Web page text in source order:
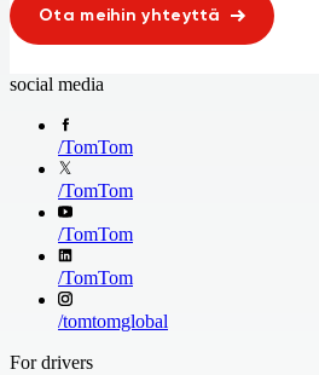
Ota meihin yhteyttä
social media
/TomTom
/TomTom
/TomTom
/TomTom
/tomtomglobal
For drivers